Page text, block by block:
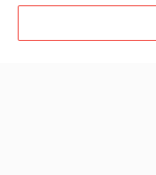
Политика обработки